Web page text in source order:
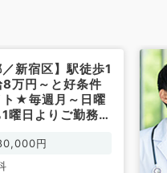
／新宿区】駅徒歩1
万円～と好条件
ト★毎週月～日曜
曜日よりご勤務可
勤） 円